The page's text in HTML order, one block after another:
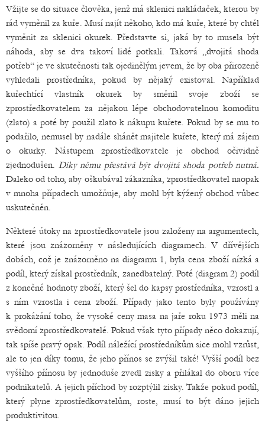
Vžijte se do situace člověka, jenž má sklenici nakládaček, kterou by
rád vyměnil za kuře. Musí najít někoho, kdo má kuře, které by chtěl
vyměnit za sklenici okurek. Představte si, jaká by to musela být
náhoda, aby se dva takoví lidé potkali. Taková „dvojitá shoda
potřeb“ je ve skutečnosti tak ojedinělým jevem, že by oba přirozeně
vyhledali prostředníka, pokud by nějaký existoval. Například
kuřechtící vlastník okurek by směnil svoje zboží se
zprostředkovatelem za nějakou lépe obchodovatelnou komoditu
(zlato) a poté by použil zlato k nákupu kuřete. Pokud by se mu to
podařilo, nemusel by nadále shánět majitele kuřete, který má zájem
o okurky. Nástupem zprostředkovatele je obchod očividně
zjednodušen. Díky němu přestává být dvojitá shoda potřeb nutná.
Daleko od toho, aby oškubával zákazníka, zprostředkovatel naopak
v mnoha případech umožňuje, aby mohl být kýžený obchod vůbec
uskutečněn.
Některé útoky na zprostředkovatele jsou založeny na argumentech,
které jsou znázorněny v následujících diagramech. V dřívějších
dobách, což je znázorněno na diagramu 1, byla cena zboží nízká a
podíl, který získal prostředník, zanedbatelný. Poté (diagram 2) podíl
z konečné hodnoty zboží, který šel do kapsy prostředníka, vzrostl a
s ním vzrostla i cena zboží. Případy jako tento byly používány
k prokázání toho, že vysoké ceny masa na jaře roku 1973 měli na
svědomí zprostředkovatelé. Pokud však tyto případy něco dokazují,
tak spíše pravý opak. Podíl náležící prostředníkům sice mohl vzrůst,
ale to jen díky tomu, že jeho přínos se zvýšil také! Vyšší podíl bez
vyššího přínosu by jednoduše zvedl zisky a přilákal do oboru více
podnikatelů. A jejich příchod by rozptýlil zisky. Takže pokud podíl,
který plyne zprostředkovatelům, roste, musí to být dáno jejich
produktivitou.